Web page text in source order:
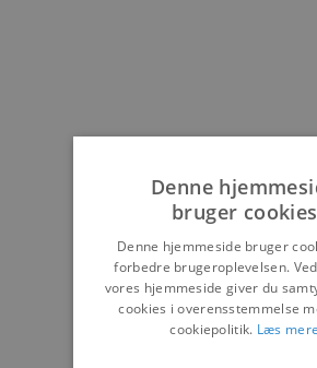
Denne
bruger cookies
Denne hjemmeside bruger
forbedre brugeroplevelsen.
vores hjemmeside giver du
cookies i overensstemmelse
cookiepolitik. Læs mere